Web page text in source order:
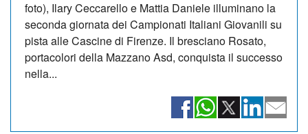
foto), Ilary Ceccarello e Mattia Daniele illuminano la
seconda giornata dei Campionati Italiani Giovanili su
pista alle Cascine di Firenze. Il bresciano Rosato,
portacolori della Mazzano Asd, conquista il successo
nella...